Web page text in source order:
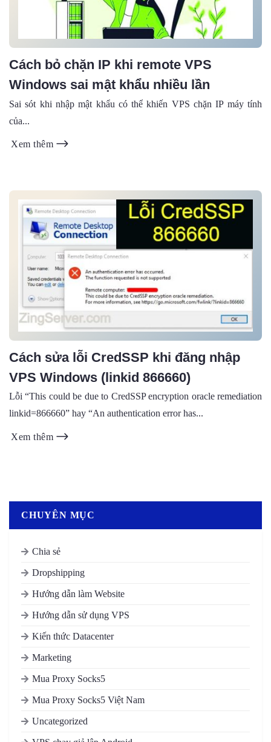
Cách bỏ chặn IP khi remote VPS
Windows sai mật khẩu nhiều lần
Sai sót khi nhập mật khẩu có thể khiến VPS chặn IP máy tính
của...
Xem thêm
Cách sửa lỗi CredSSP khi đăng nhập
VPS Windows (linkid 866660)
Lỗi “This could be due to CredSSP encryption oracle remediation
linkid=866660” hay “An authentication error has...
Xem thêm
CHUYÊN MỤC
Chia sẻ
Dropshipping
Hướng dẫn làm Website
Hướng dẫn sử dụng VPS
Kiến thức Datacenter
Marketing
Mua Proxy Socks5
Mua Proxy Socks5 Việt Nam
Uncategorized